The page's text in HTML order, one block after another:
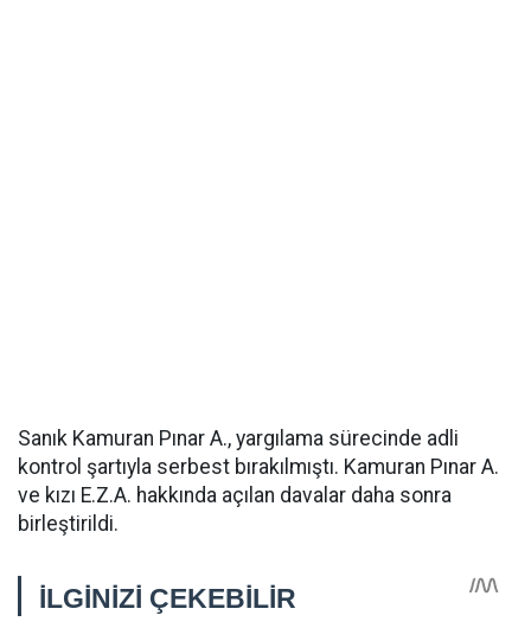
Sanık Kamuran Pınar A., yargılama sürecinde adli
kontrol şartıyla serbest bırakılmıştı. Kamuran Pınar A.
ve kızı E.Z.A. hakkında açılan davalar daha sonra
birleştirildi.